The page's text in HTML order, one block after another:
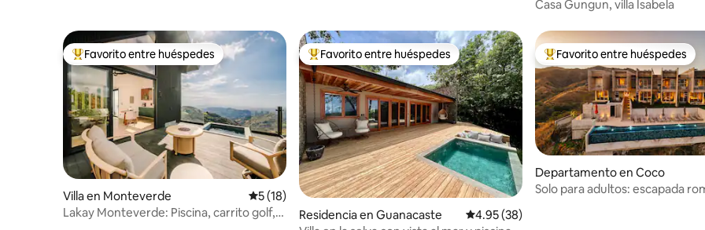
Casa Gungun, villa Isabela
De los mejores en Favorito entre huéspedes
Favorito entre huéspedes
Villa en Monteverde Calificación promedio: 5 de 5; 18 evaluaciones
5 (18)
Lakay Monteverde: Piscina, carrito golf,
De los mejores en Favorito entre huéspedes
Favorito entre huéspedes
Residencia en Guanacaste Calificación promedio: 4.95 de 5; 38
4.95 (38)
De los mejores en Favorito
Favorito entre huéspedes
Departamento en Coco
Solo para adultos: escapada